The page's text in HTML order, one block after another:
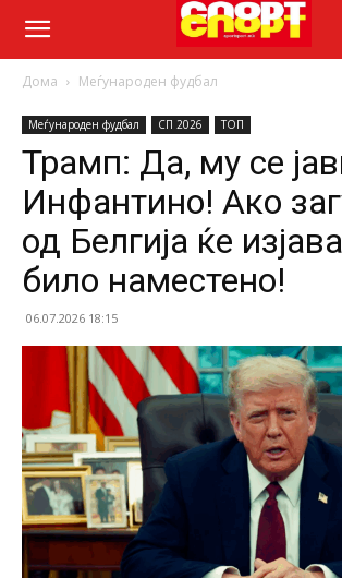
Дома Меѓународен фудбал
Меѓународен фудбал СП 2026 ТОП
Трамп: Да, му се
Инфантино! Ако
од Белгија ќе
било наместено!
06.07.2026 18:15